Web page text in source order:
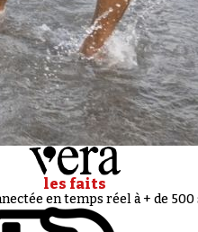
les faits
en temps réel à + de